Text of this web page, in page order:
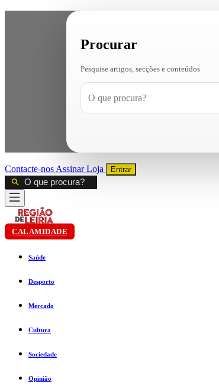
Procurar
Pesquise artigos, secções e conteúdos
Contacte-nos AssinarLoja Entrar
CALAMIDADE
Saúde
Desporto
Mercado
Cultura
Sociedade
Opinião